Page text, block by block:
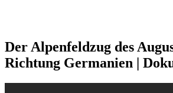
Der Alpenfeldzug des
Richtung Germanien |